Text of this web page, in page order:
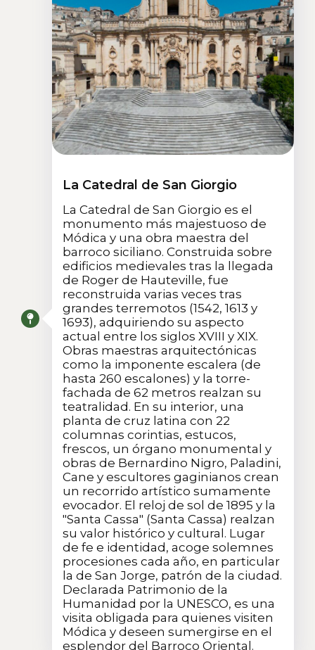
La Catedral de San Giorgio
La Catedral de San Giorgio es el
monumento más majestuoso de
Módica y una obra maestra del
barroco siciliano. Construida sobre
edificios medievales tras la llegada
de Roger de Hauteville, fue
reconstruida varias veces tras
grandes terremotos (1542, 1613 y
1693), adquiriendo su aspecto
actual entre los siglos XVIII y XIX.
Obras maestras arquitectónicas
como la imponente escalera (de
hasta 260 escalones) y la torre-
fachada de 62 metros realzan su
teatralidad. En su interior, una
planta de cruz latina con 22
columnas corintias, estucos,
frescos, un órgano monumental y
obras de Bernardino Nigro, Paladini,
Cane y escultores gaginianos crean
un recorrido artístico sumamente
evocador. El reloj de sol de 1895 y la
"Santa Cassa" (Santa Cassa) realzan
su valor histórico y cultural. Lugar
de fe e identidad, acoge solemnes
procesiones cada año, en particular
la de San Jorge, patrón de la ciudad.
Declarada Patrimonio de la
Humanidad por la UNESCO, es una
visita obligada para quienes visiten
Módica y deseen sumergirse en el
esplendor del Barroco Oriental.